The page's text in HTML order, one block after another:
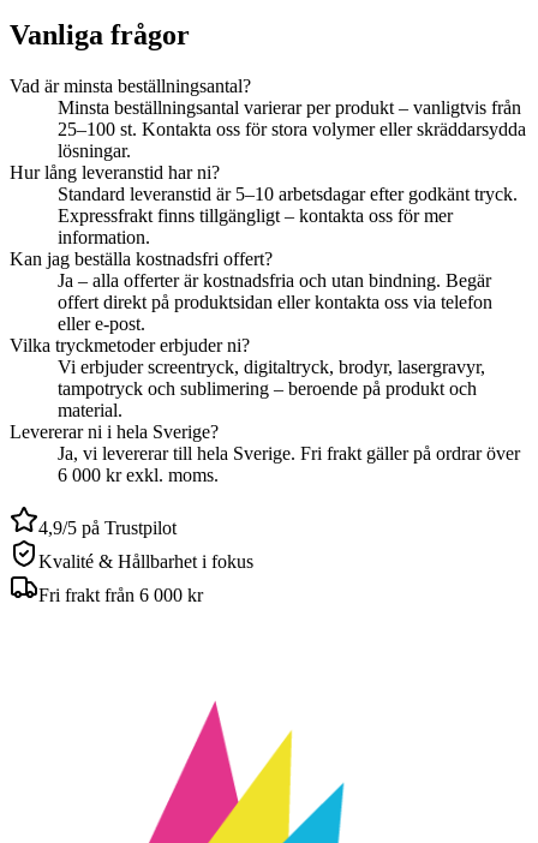
Vanliga frågor
Vad är minsta beställningsantal?
Minsta beställningsantal varierar per produkt – vanligtvis från
25–100 st. Kontakta oss för stora volymer eller skräddarsydda
lösningar.
Hur lång leveranstid har ni?
Standard leveranstid är 5–10 arbetsdagar efter godkänt tryck.
Expressfrakt finns tillgängligt – kontakta oss för mer
information.
Kan jag beställa kostnadsfri offert?
Ja – alla offerter är kostnadsfria och utan bindning. Begär
offert direkt på produktsidan eller kontakta oss via telefon
eller e-post.
Vilka tryckmetoder erbjuder ni?
Vi erbjuder screentryck, digitaltryck, brodyr, lasergravyr,
tampotryck och sublimering – beroende på produkt och
material.
Levererar ni i hela Sverige?
Ja, vi levererar till hela Sverige. Fri frakt gäller på ordrar över
6 000 kr exkl. moms.
4,9/5 på Trustpilot
Kvalité & Hållbarhet i fokus
Fri frakt från 6 000 kr